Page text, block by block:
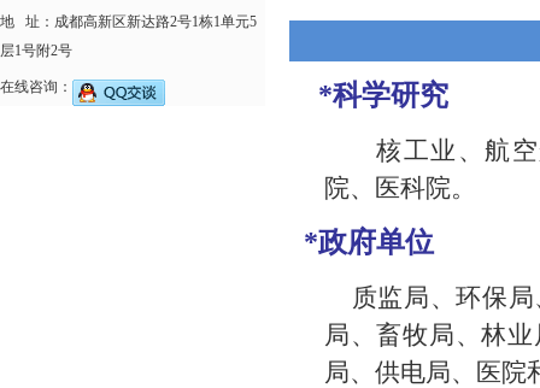
地 址：成都高新区新达路2号1栋1单元5
层1号附2号
在线咨询： *科学研究
核工业、航
院、医科院。
*政府单位
质监局、环保
局、畜牧局、林
局、供电局、医院